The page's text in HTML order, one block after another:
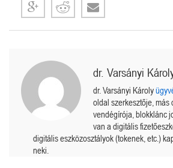
dr. Varsányi
dr. Varsányi Károly
oldal szerkesztője, más
vendégírója, blokklánc
van a digitális
digitális eszközosztályok (tokenek, etc.)
neki.